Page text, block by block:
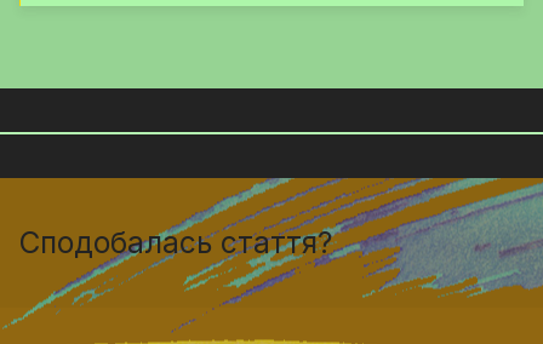
Сподобалась стаття?